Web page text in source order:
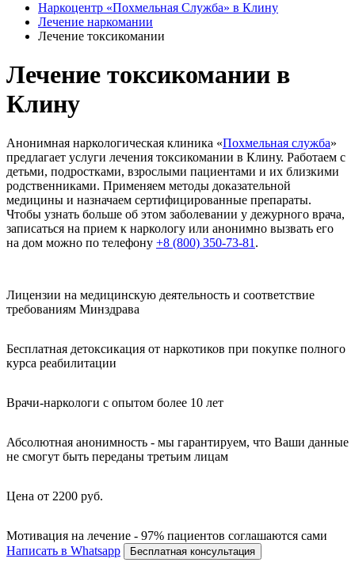
Наркоцентр «Похмельная Служба» в Клину
Лечение наркомании
Лечение токсикомании
Лечение токсикомании в
Клину
Анонимная наркологическая клиника «Похмельная служба»
предлагает услуги лечения токсикомании в Клину. Работаем с
детьми, подростками, взрослыми пациентами и их близкими
родственниками. Применяем методы доказательной
медицины и назначаем сертифицированные препараты.
Чтобы узнать больше об этом заболевании у дежурного врача,
записаться на прием к наркологу или анонимно вызвать его
на дом можно по телефону +8 (800) 350-73-81 .
Лицензии на медицинскую деятельность и соответствие
требованиям Минздрава
Бесплатная детоксикация от наркотиков при покупке полного
курса реабилитации
Врачи-наркологи с опытом более 10 лет
Абсолютная анонимность - мы гарантируем, что Ваши данные
не смогут быть переданы третьим лицам
Цена от 2200 руб.
Мотивация на лечение - 97% пациентов соглашаются сами
Написать в Whatsapp
Бесплатная консультация